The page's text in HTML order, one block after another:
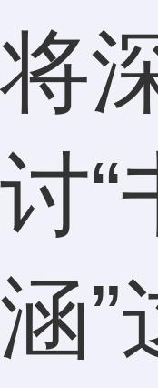
将
讨“
涵”